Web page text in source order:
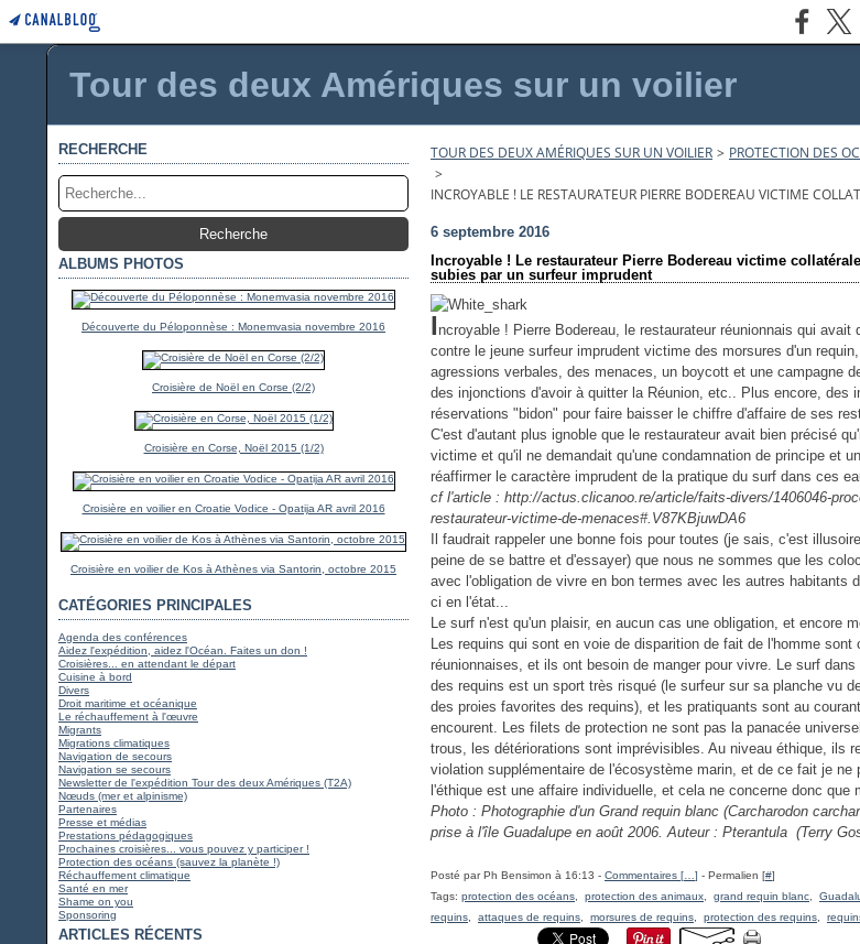
Tour des deux Amériques sur un voilier
RECHERCHE
ALBUMS PHOTOS
Découverte du Péloponnèse : Monemvasia novembre 2016
Croisière de Noël en Corse (2/2)
Croisière en Corse, Noël 2015 (1/2)
Croisière en voilier en Croatie Vodice - Opatija AR avril 2016
Croisière en voilier de Kos à Athènes via Santorin, octobre 2015
CATÉGORIES PRINCIPALES
Agenda des conférences
Aidez l'expédition, aidez l'Océan. Faites un don !
Croisières... en attendant le départ
Cuisine à bord
Divers
Droit maritime et océanique
Le réchauffement à l'œuvre
Migrants
Migrations climatiques
Navigation de secours
Navigation se secours
Newsletter de l'expédition Tour des deux Amériques (T2A)
Nœuds (mer et alpinisme)
Partenaires
Presse et médias
Prestations pédagogiques
Prochaines croisières... vous pouvez y participer !
Protection des océans (sauvez la planète !)
Réchauffement climatique
Santé en mer
Shame on you
Sponsoring
ARTICLES RÉCENTS
TOUR DES DEUX AMÉRIQUES SUR UN VOILIER > PROTECTION DES
>
INCROYABLE ! LE RESTAURATEUR PIERRE BODEREAU VICTIME
6 septembre 2016
Incroyable ! Le restaurateur Pierre Bodereau victime
subies par un surfeur imprudent
I ncroyable ! Pierre Bodereau, le restaurateur réunionnais qui avait
contre le jeune surfeur imprudent victime des morsures d'un
agressions verbales, des menaces, un boycott et une campagne
des injonctions d'avoir à quitter la Réunion, etc.. Plus encore, des
réservations "bidon" pour faire baisser le chiffre d'affaire de ses
C'est d'autant plus ignoble que le restaurateur avait bien précisé
victime et qu'il ne demandait qu'une condamnation de principe et
réaffirmer le caractère imprudent de la pratique du surf dans ces
cf l'article : http://actus.clicanoo.re/article/faits-divers/1406046-
restaurateur-victime-de-menaces#.V87KBjuwDA6
Il faudrait rappeler une bonne fois pour toutes (je sais, c'est
peine de se battre et d'essayer) que nous ne sommes que les
avec l'obligation de vivre en bon termes avec les autres habitants
ci en l'état...
Le surf n'est qu'un plaisir, en aucun cas une obligation, et encore
Les requins qui sont en voie de disparition de fait de l'homme sont
réunionnaises, et ils ont besoin de manger pour vivre. Le surf
des requins est un sport très risqué (le surfeur sur sa planche vu
des proies favorites des requins), et les pratiquants sont au
encourent. Les filets de protection ne sont pas la panacée
trous, les détériorations sont imprévisibles. Au niveau éthique, ils
violation supplémentaire de l'écosystème marin, et de ce fait je ne
l'éthique est une affaire individuelle, et cela ne concerne donc que
Photo : Photographie d'un Grand requin blanc (Carcharodon
prise à l'île Guadalupe en août 2006. Auteur : Pterantula (Terry
Posté par Ph Bensimon à 16:13 - Commentaires [ ] - Permalien [#]
Tags: protection des océans protection des animaux grand requin blanc
requins
attaques de requins morsures de requins protection des requins